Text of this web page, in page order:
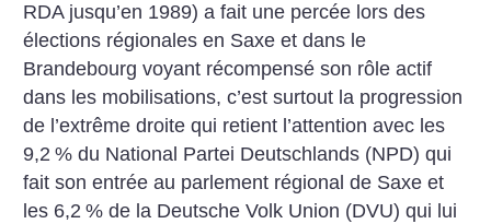
RDA jusqu’en 1989) a fait une percée lors des
élections régionales en Saxe et dans le
Brandebourg voyant récompensé son rôle actif
dans les mobilisations, c’est surtout la progression
de l’extrême droite qui retient l’attention avec les
9,2 % du National Partei Deutschlands (NPD) qui
fait son entrée au parlement régional de Saxe et
les 6,2 % de la Deutsche Volk Union (DVU) qui lui